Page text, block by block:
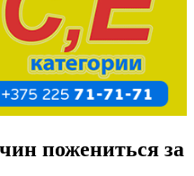
пожениться за